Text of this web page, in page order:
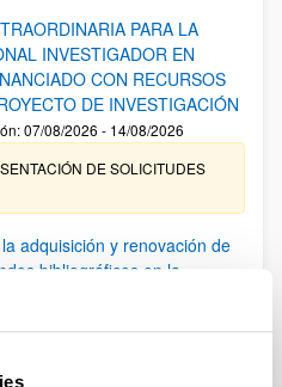
PARA LA
INVESTIGADOR EN
CON RECURSOS
DE INVESTIGACIÓN
07/08/2026 - 14/08/2026
DE SOLICITUDES
adquisición y renovación de
bibliográficos en la
23/03/2026: Relación